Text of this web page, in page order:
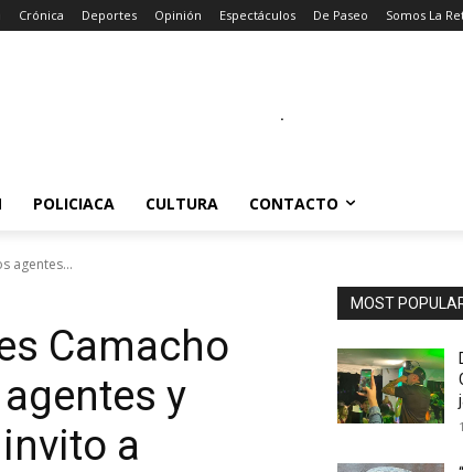
Crónica Deportes Opinión Espectáculos De Paseo Somos La
.
POLICIACA CULTURA CONTACTO
agentes...
Camacho
y
a
MOST